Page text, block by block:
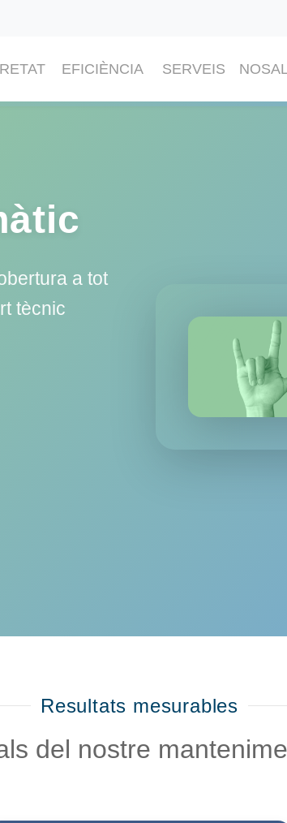
EFICIÈNCIA SERVEIS
a tot
tècnic
Resultats mesurables
del nostre